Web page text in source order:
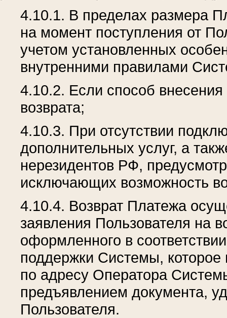
4.10.1. В пределах размера
на момент поступления от
учетом установленных
внутренними правилами
4.10.2. Если способ
возврата;
4.10.3. При отсутствии
дополнительных услуг, а
нерезидентов РФ,
исключающих возможность
4.10.4. Возврат Платежа
заявления Пользователя на
оформленного в
поддержки Системы, которое
по адресу Оператора
предъявлением документа,
Пользователя.